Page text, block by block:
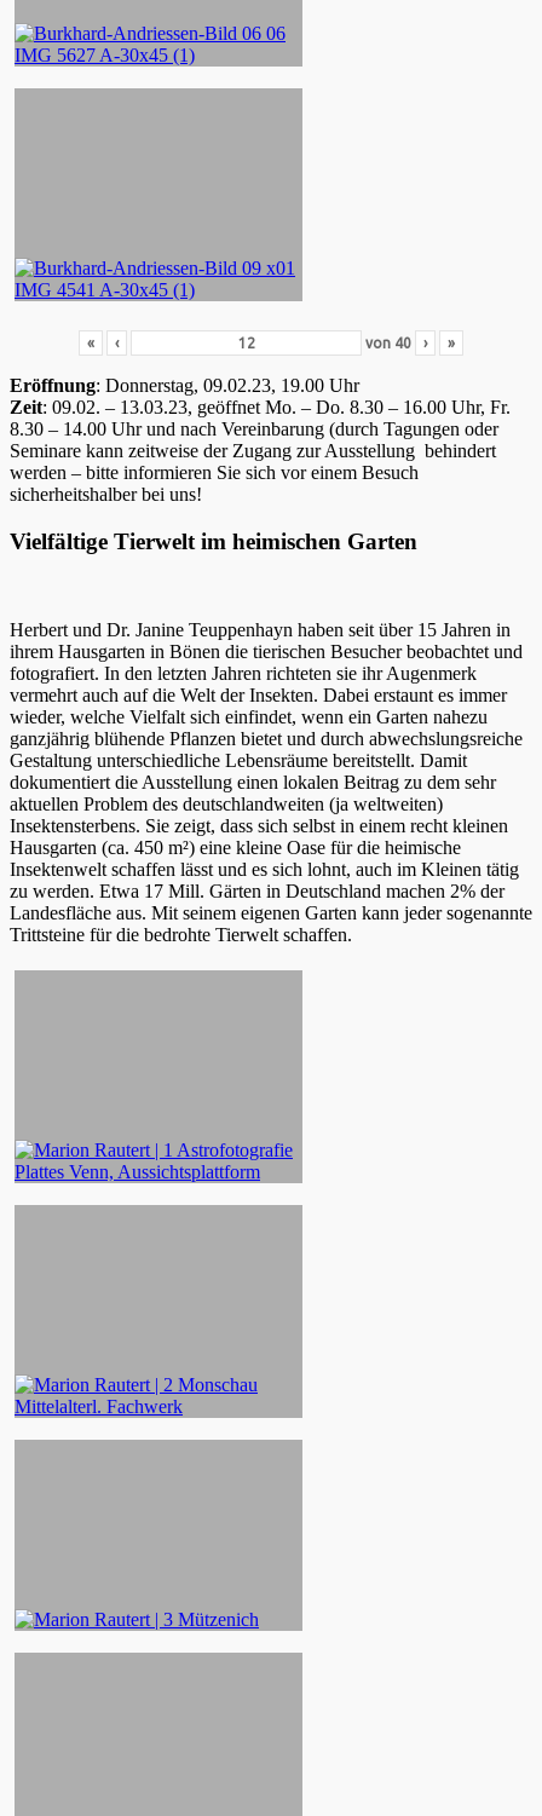
« ‹ von 40 › »
Eröffnung: Donnerstag, 09.02.23, 19.00 Uhr
Zeit: 09.02. – 13.03.23, geöffnet Mo. – Do. 8.30 – 16.00 Uhr, Fr.
8.30 – 14.00 Uhr und nach Vereinbarung (durch Tagungen oder
Seminare kann zeitweise der Zugang zur Ausstellung behindert
werden – bitte informieren Sie sich vor einem Besuch
sicherheitshalber bei uns!
Vielfältige Tierwelt im heimischen Garten
Herbert und Dr. Janine Teuppenhayn haben seit über 15 Jahren in
ihrem Hausgarten in Bönen die tierischen Besucher beobachtet und
fotografiert. In den letzten Jahren richteten sie ihr Augenmerk
vermehrt auch auf die Welt der Insekten. Dabei erstaunt es immer
wieder, welche Vielfalt sich einfindet, wenn ein Garten nahezu
ganzjährig blühende Pflanzen bietet und durch abwechslungsreiche
Gestaltung unterschiedliche Lebensräume bereitstellt. Damit
dokumentiert die Ausstellung einen lokalen Beitrag zu dem sehr
aktuellen Problem des deutschlandweiten (ja weltweiten)
Insektensterbens. Sie zeigt, dass sich selbst in einem recht kleinen
Hausgarten (ca. 450 m²) eine kleine Oase für die heimische
Insektenwelt schaffen lässt und es sich lohnt, auch im Kleinen tätig
zu werden. Etwa 17 Mill. Gärten in Deutschland machen 2% der
Landesfläche aus. Mit seinem eigenen Garten kann jeder sogenannte
Trittsteine für die bedrohte Tierwelt schaffen.